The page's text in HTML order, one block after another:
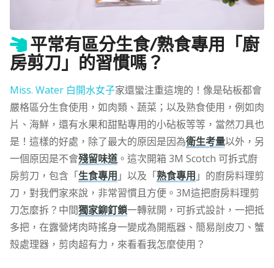
平常有區分生食/熟食專用「廚
房剪刀」的習慣嗎？
Miss. Water 白開水女子家還蠻注重這塊的！像是砧板都會
嚴格區分生食使用，如肉類、蔬菜；以及熟食使用，例如肉
片、海鮮，還有水果和甜點專用的小砧板等等，當然刀具也
是！這樣的好處，除了最大的原因是因為衛生考量以外，另
一個原因是不會殘留味道。這次開箱3M Scotch 可拆式廚
房剪刀，包含「生食專用 」以及「熟食專用 」的廚房料理剪
刀，對我們家來說，非常習慣且方便。3M這把廚房料理剪
刀怎麼拆？中間獨家鉚釘鎖一轉就開，可拆式設計，一把抵
多把，在露營烤肉時搖身一變成為開瓶器、簡易削皮刀、蟹
殼處理器，剪肉超有力，來看看我怎麼使用？